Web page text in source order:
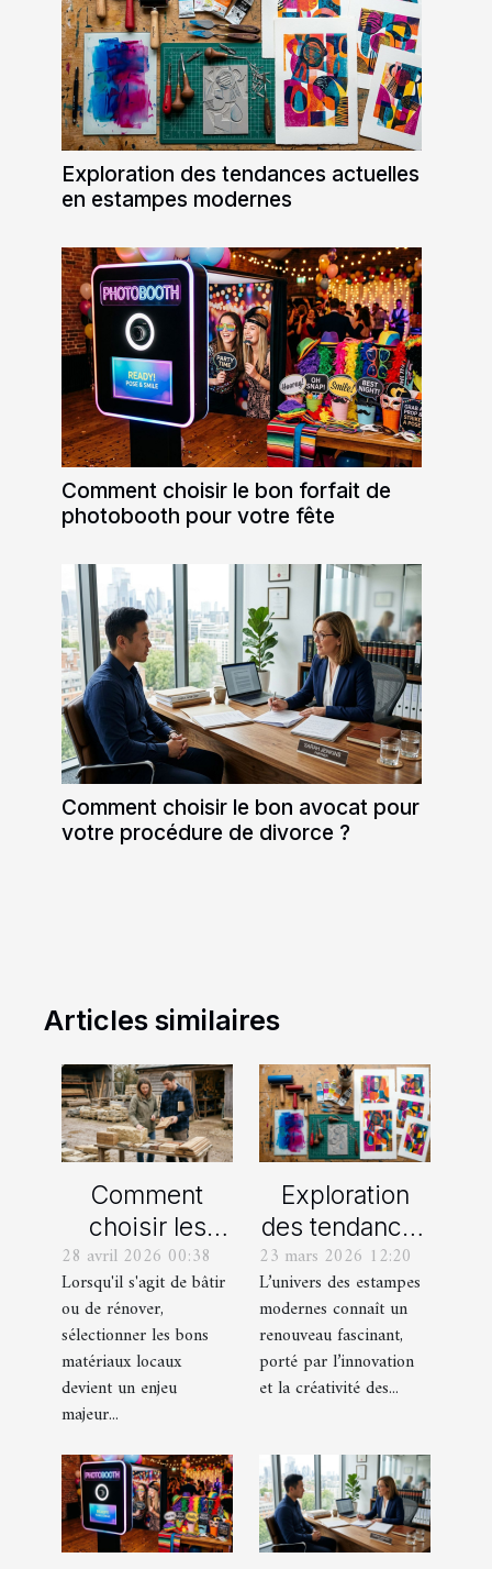
Exploration des tendances actuelles
en estampes modernes
Comment choisir le bon forfait de
photobooth pour votre fête
Comment choisir le bon avocat pour
votre procédure de divorce ?
Articles similaires
Comment
choisir les
meilleurs
matériaux
locaux pour
votre maison ?
28 avril 2026 00:38
Lorsqu'il s'agit de bâtir
ou de rénover,
sélectionner les bons
matériaux locaux
devient un enjeu
majeur...
Exploration
des tendances
actuelles en
estampes
modernes
23 mars 2026 12:20
L’univers des estampes
modernes connaît un
renouveau fascinant,
porté par l’innovation
et la créativité des...